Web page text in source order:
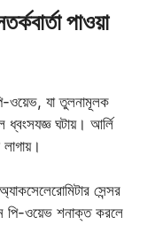
পাওয়া
ওয়েভ, যা তুলনামূলক
ঘটায়। আর্লি
সেন্সর
পি-ওয়েভ শনাক্ত করলে